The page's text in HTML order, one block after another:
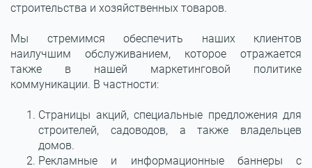
строительства и хозяйственных товаров.
Мы стремимся обеспечить наших клиентов
наилучшим обслуживанием, которое отражается
также в нашей маркетинговой политике
коммуникации. В частности:
Страницы акций, специальные предложения для
строителей, садоводов, а также владельцев
домов.
Рекламные и информационные баннеры с